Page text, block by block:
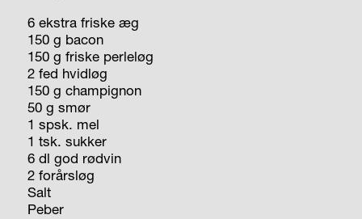
6 ekstra friske æg
150 g bacon
150 g friske perleløg
2 fed hvidløg
150 g champignon
50 g smør
1 spsk. mel
1 tsk. sukker
6 dl god rødvin
2 forårsløg
Salt
Peber